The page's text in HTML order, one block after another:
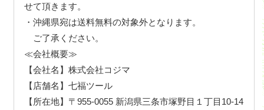
せて頂きます。
・沖縄県宛は送料無料の対象外となります。
ご了承ください。
≪会社概要≫
【会社名】株式会社コジマ
【店舗名】七福ツール
【所在地】〒955-0055 新潟県三条市塚野目１丁目10-14